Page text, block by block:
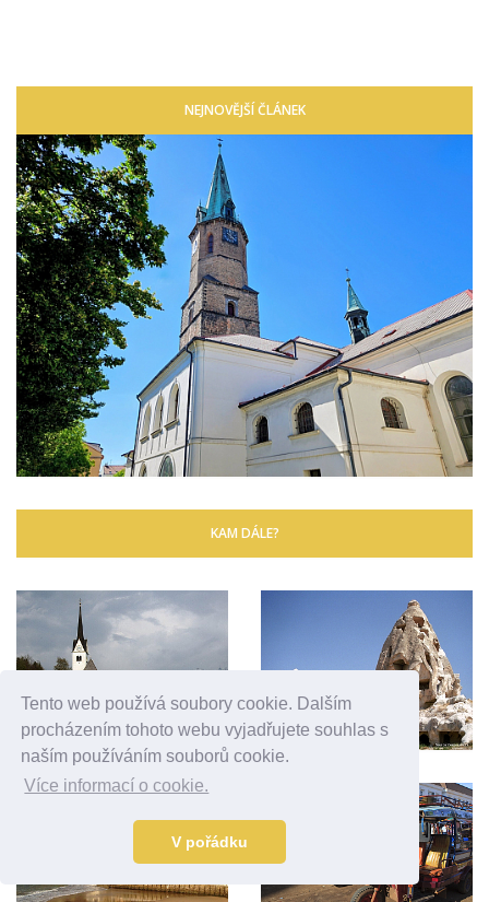
Tento web používá soubory cookie. Dalším
procházením tohoto webu vyjadřujete souhlas s
naším používáním souborů cookie.
Více informací o cookie.
V pořádku
NEJNOVĚJŠÍ ČLÁNEK
KAM DÁLE?